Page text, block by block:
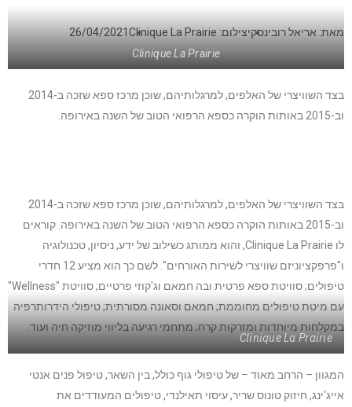
מאת: אריאל רובינסקיצילום: Clinique La Prairie
26/04/2021
Clinique La Prairie
בצד השוויצרי של האלפים, למרגלותיהם, שוכן מרכז ספא שזכה ב-2014
וב-2015 באותות הוקרה כספא הרפואי הטוב של השנה באירופה.
בצד השוויצרי של האלפים, למרגלותיהם, שוכן מרכז ספא שזכה ב-2014
וב-2015 באותות הוקרה כספא הרפואי הטוב של השנה באירופה. קוראים
לו Clinique La Prairie, והוא ממותג כשילוב של ידע, ניסיון, טכנולוגיה
ו"פרפקציוניזם שוויצרי לשירות האורחים". לשם כך הוא מציע 12 חדרי
טיפולים; סוויטת ספא פרטית ובה חמאם וג'קוזי פרטיים; סוויטת "Wellness
"
עם מיטת טיפולים מחוממת; חמאם וסאונה מסורתית; טיפולי הידרותרפיה
במקלחות מיוחדות ומזרקות קרח; מתחמי רגיעה בליווי מוזיקה חיה ועוד.
Clinique La Prairie
המגוון – הרחב מאוד – של טיפולי גוף כולל, בין השאר, טיפול פנים אנטי
אייג'ינג, חיזוק טונוס שריר, עיסוי תאילנדי, טיפולים המעודדים את